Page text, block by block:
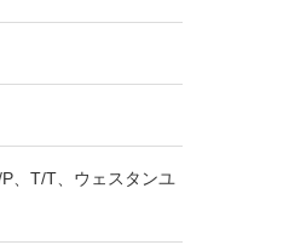
、T/T、ウェスタンユ